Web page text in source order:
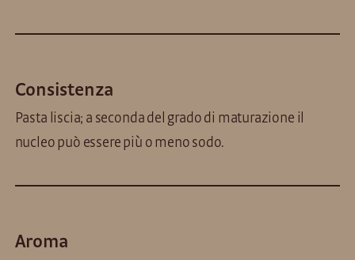
Consistenza
Pasta liscia; a seconda del grado di maturazione il
nucleo può essere più o meno sodo.
Aroma